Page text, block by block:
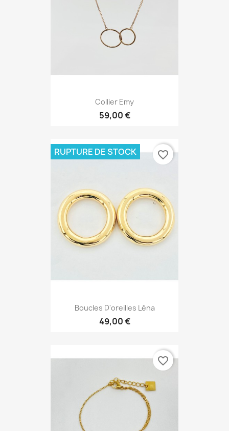
Collier Emy
59,00 €
Boucles D'oreilles Léna
49,00 €
RUPTURE DE STOCK favorite_border
favorite_border